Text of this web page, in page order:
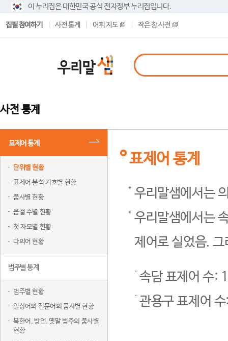
이 누리집은 대한민국 공식 전자정부 누리집입니다.
집필 참여하기 사전 통계 어휘 지도 작은 창 사전
사전 통계
표제어 통계
단위별 현황
표제어 분석 기호별 현황
품사별 현황
음절 수별 현황
첫 자모별 현황
다의어 현황
범주별 통계
범주별 현황
일상어와 전문어의 품사별 현황
북한어, 방언, 옛말 범주의 품사별
현황
표제어 통계
우리말샘에서는
우리말샘에서는
제어로 실었음.
속담 표제어 수:
관용구 표제어